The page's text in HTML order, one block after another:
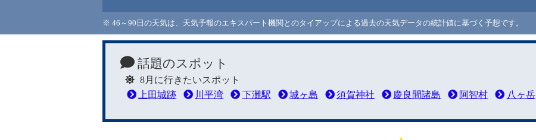
※ 46～90日の天気は、天気予報のエキスパート機関とのタイアップによる過去の天気データの統計値に基づく予想です。
話題のスポット
8月に行きたいスポット
上田城跡
川平湾 下灘駅 城ヶ島 須賀神社 慶良間諸島 阿智村 八ヶ岳